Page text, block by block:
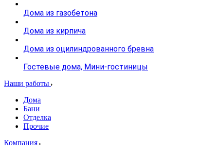
Дома из газобетона
Дома из кирпича
Дома из оцилиндрованного бревна
Гостевые дома, Мини-гостиницы
Наши работы
Дома
Бани
Отделка
Прочие
Компания